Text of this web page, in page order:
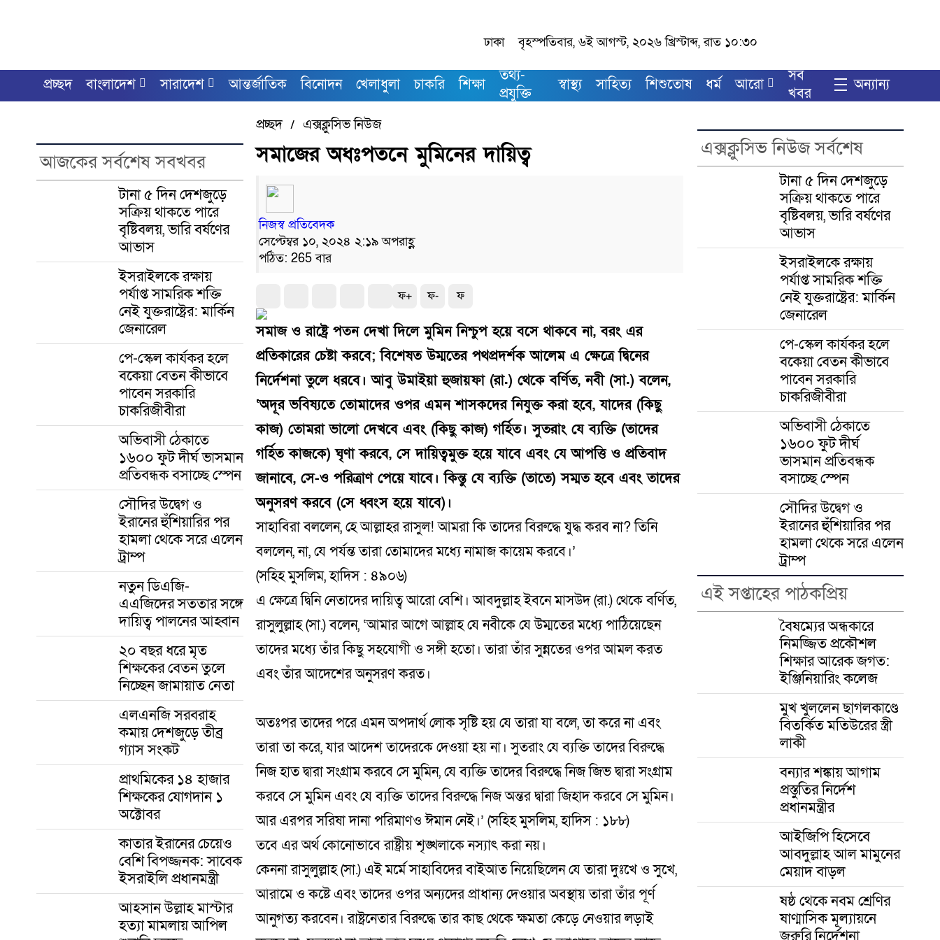
ঢাকা বৃহস্পতিবার, ৬ই আগস্ট, ২০২৬ খ্রিস্টাব্দ, রাত ১০:৩০
প্রচ্ছদ বাংলাদেশ সারাদেশ আন্তর্জাতিক বিনোদন খেলাধুলা চাকরি শিক্ষা
তথ্য-
প্রযুক্তি
স্বাস্থ্য সাহিত্য শিশুতোষ ধর্ম আরো
সব
খবর
অন্যান্য
আজকের সর্বশেষ সবখবর
টানা ৫ দিন দেশজুড়ে
সক্রিয় থাকতে পারে
বৃষ্টিবলয়, ভারি বর্ষণের
আভাস
ইসরাইলকে রক্ষায়
পর্যাপ্ত সামরিক শক্তি
নেই যুক্তরাষ্ট্রের: মার্কিন
জেনারেল
পে-স্কেল কার্যকর হলে
বকেয়া বেতন কীভাবে
পাবেন সরকারি
চাকরিজীবীরা
অভিবাসী ঠেকাতে
১৬০০ ফুট দীর্ঘ ভাসমান
প্রতিবন্ধক বসাচ্ছে স্পেন
সৌদির উদ্বেগ ও
ইরানের হুঁশিয়ারির পর
হামলা থেকে সরে এলেন
ট্রাম্প
নতুন ডিএজি-
এএজিদের সততার সঙ্গে
দায়িত্ব পালনের আহ্বান
২০ বছর ধরে মৃত
শিক্ষকের বেতন তুলে
নিচ্ছেন জামায়াত নেতা
এলএনজি সরবরাহ
কমায় দেশজুড়ে তীব্র
গ্যাস সংকট
প্রাথমিকের ১৪ হাজার
শিক্ষকের যোগদান ১
অক্টোবর
কাতার ইরানের চেয়েও
বেশি বিপজ্জনক: সাবেক
ইসরাইলি প্রধানমন্ত্রী
আহসান উল্লাহ মাস্টার
হত্যা মামলায় আপিল
প্রচ্ছদ/ এক্সক্লুসিভ নিউজ
সমাজের অধঃপতনে মুমিনের দায়িত্ব
নিজস্ব প্রতিবেদক
সেপ্টেম্বর ১০, ২০২৪ ২:১৯ অপরাহ্ণ
পঠিত: 265 বার
ফ+ ফ- ফ
সমাজ ও রাষ্ট্রে পতন দেখা দিলে মুমিন নিশ্চুপ হয়ে বসে থাকবে না, বরং এর
প্রতিকারের চেষ্টা করবে; বিশেষত উম্মতের পথপ্রদর্শক আলেম এ ক্ষেত্রে দ্বিনের
নির্দেশনা তুলে ধরবে। আবু উমাইয়া হুজায়ফা (রা.) থেকে বর্ণিত, নবী (সা.) বলেন,
‘অদূর ভবিষ্যতে তোমাদের ওপর এমন শাসকদের নিযুক্ত করা হবে, যাদের (কিছু
কাজ) তোমরা ভালো দেখবে এবং (কিছু কাজ) গর্হিত। সুতরাং যে ব্যক্তি (তাদের
গর্হিত কাজকে) ঘৃণা করবে, সে দায়িত্বমুক্ত হয়ে যাবে এবং যে আপত্তি ও প্রতিবাদ
জানাবে, সে-ও পরিত্রাণ পেয়ে যাবে। কিন্তু যে ব্যক্তি (তাতে) সম্মত হবে এবং তাদের
অনুসরণ করবে (সে ধ্বংস হয়ে যাবে)।
সাহাবিরা বললেন, হে আল্লাহর রাসুল! আমরা কি তাদের বিরুদ্ধে যুদ্ধ করব না? তিনি
বললেন, না, যে পর্যন্ত তারা তোমাদের মধ্যে নামাজ কায়েম করবে।’
(সহিহ মুসলিম, হাদিস : ৪৯০৬)
এ ক্ষেত্রে দ্বিনি নেতাদের দায়িত্ব আরো বেশি। আবদুল্লাহ ইবনে মাসউদ (রা.) থেকে বর্ণিত,
রাসুলুল্লাহ (সা.) বলেন, ‘আমার আগে আল্লাহ যে নবীকে যে উম্মতের মধ্যে পাঠিয়েছেন
তাদের মধ্যে তাঁর কিছু সহযোগী ও সঙ্গী হতো। তারা তাঁর সুন্নতের ওপর আমল করত
এবং তাঁর আদেশের অনুসরণ করত।
অতঃপর তাদের পরে এমন অপদার্থ লোক সৃষ্টি হয় যে তারা যা বলে, তা করে না এবং
তারা তা করে, যার আদেশ তাদেরকে দেওয়া হয় না। সুতরাং যে ব্যক্তি তাদের বিরুদ্ধে
নিজ হাত দ্বারা সংগ্রাম করবে সে মুমিন, যে ব্যক্তি তাদের বিরুদ্ধে নিজ জিভ দ্বারা সংগ্রাম
করবে সে মুমিন এবং যে ব্যক্তি তাদের বিরুদ্ধে নিজ অন্তর দ্বারা জিহাদ করবে সে মুমিন।
আর এরপর সরিষা দানা পরিমাণও ঈমান নেই।’ (সহিহ মুসলিম, হাদিস : ১৮৮)
তবে এর অর্থ কোনোভাবে রাষ্ট্রীয় শৃঙ্খলাকে নস্যাৎ করা নয়।
কেননা রাসুলুল্লাহ (সা.) এই মর্মে সাহাবিদের বাইআত নিয়েছিলেন যে তারা দুঃখে ও সুখে,
আরামে ও কষ্টে এবং তাদের ওপর অন্যদের প্রাধান্য দেওয়ার অবস্থায় তারা তাঁর পূর্ণ
আনুগত্য করবেন। রাষ্ট্রনেতার বিরুদ্ধে তার কাছ থেকে ক্ষমতা কেড়ে নেওয়ার লড়াই
এক্সক্লুসিভ নিউজ সর্বশেষ
টানা ৫ দিন দেশজুড়ে
সক্রিয় থাকতে পারে
বৃষ্টিবলয়, ভারি বর্ষণের
আভাস
ইসরাইলকে রক্ষায়
পর্যাপ্ত সামরিক শক্তি
নেই যুক্তরাষ্ট্রের: মার্কিন
জেনারেল
পে-স্কেল কার্যকর হলে
বকেয়া বেতন কীভাবে
পাবেন সরকারি
চাকরিজীবীরা
অভিবাসী ঠেকাতে
১৬০০ ফুট দীর্ঘ
ভাসমান প্রতিবন্ধক
বসাচ্ছে স্পেন
সৌদির উদ্বেগ ও
ইরানের হুঁশিয়ারির পর
হামলা থেকে সরে এলেন
ট্রাম্প
এই সপ্তাহের পাঠকপ্রিয়
বৈষম্যের অন্ধকারে
নিমজ্জিত প্রকৌশল
শিক্ষার আরেক জগত:
ইঞ্জিনিয়ারিং কলেজ
মুখ খুললেন ছাগলকাণ্ডে
বিতর্কিত মতিউরের স্ত্রী
লাকী
বন্যার শঙ্কায় আগাম
প্রস্তুতির নির্দেশ
প্রধানমন্ত্রীর
আইজিপি হিসেবে
আবদুল্লাহ আল মামুনের
মেয়াদ বাড়ল
ষষ্ঠ থেকে নবম শ্রেণির
ষাণ্মাসিক মূল্যায়নে
জরুরি নির্দেশনা